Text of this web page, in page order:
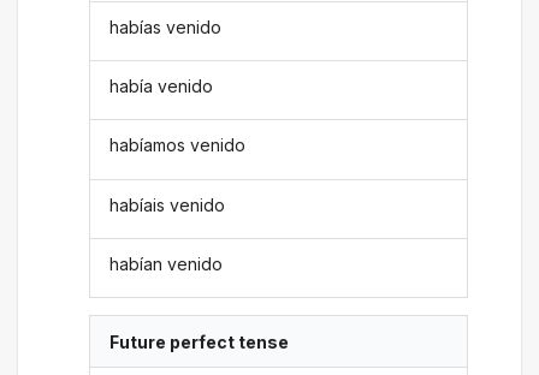
habías venido
había venido
habíamos venido
habíais venido
habían venido
Future perfect tense